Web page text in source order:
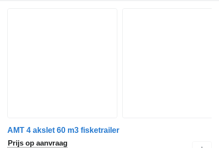
AMT 4 akslet 60 m3 fisketrailer
Prijs op aanvraag